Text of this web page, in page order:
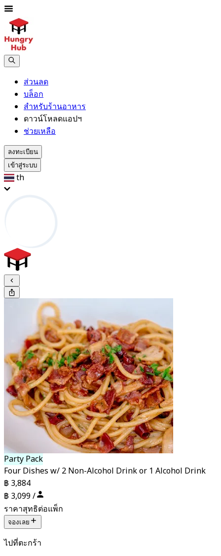
ส่วนลด
บล็อก
สำหรับร้านอาหาร
ดาวน์โหลดแอปฯ
ช่วยเหลือ
ลงทะเบียน
เข้าสู่ระบบ
th
Party Pack
Four Dishes w/ 2 Non-Alcohol Drink or 1 Alcohol Drink
฿ 3,884
฿ 3,099 /
ราคาสุทธิต่อแพ็ก
จองเลย
ไปที่ตะกร้า